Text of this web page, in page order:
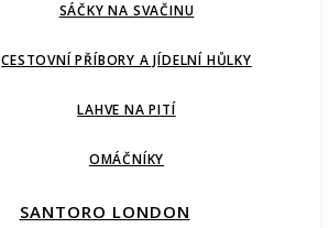
SÁČKY NA SVAČINU
CESTOVNÍ PŘÍBORY A JÍDELNÍ HŮLKY
LAHVE NA PITÍ
OMÁČNÍKY
SANTORO LONDON